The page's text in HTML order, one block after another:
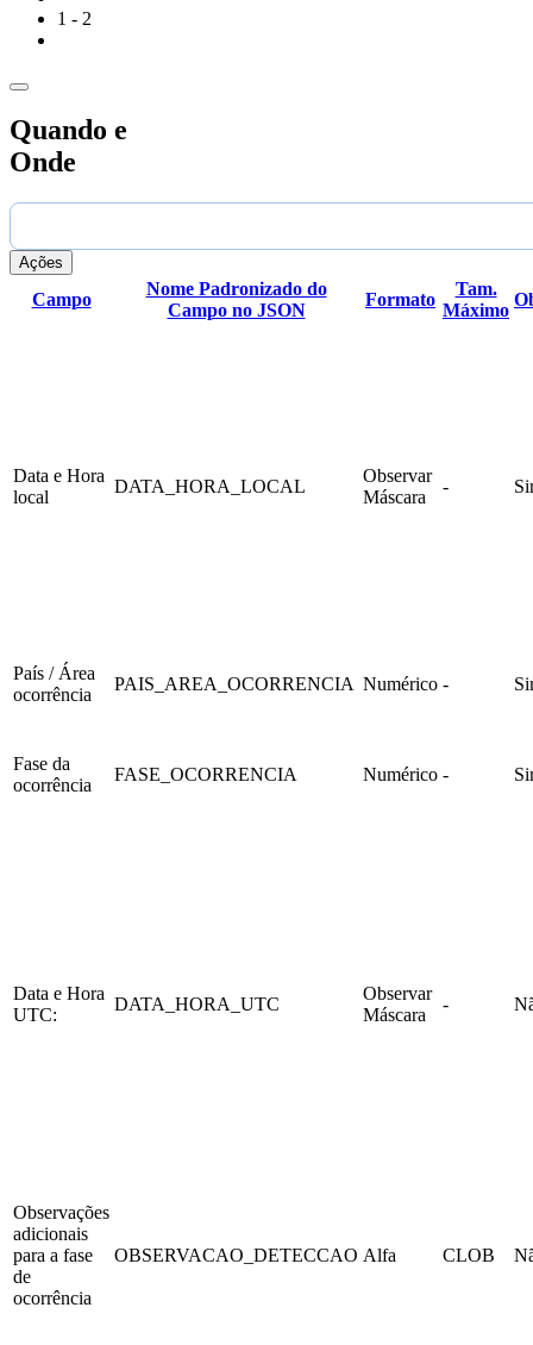
1 - 2
Quando e
Onde
Ações
Campo
Nome Padronizado do
Campo no JSON
Formato
Tam.
Máximo
Data e Hora
local
DATA_HORA_LOCAL
Observar
Máscara
-
País / Área
ocorrência
PAIS_AREA_OCORRENCIA Numérico -
Fase da
ocorrência
FASE_OCORRENCIA Numérico -
Data e Hora
UTC:
DATA_HORA_UTC
Observar
Máscara
-
Observações
adicionais
para a fase
de
ocorrência
OBSERVACAO_DETECCAO Alfa CLOB